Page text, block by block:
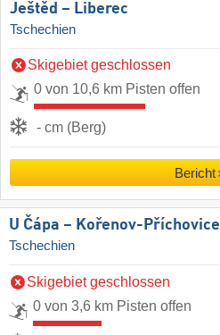
Ještěd – Liberec
Tschechien
Skigebiet geschlossen
0 von 10,6 km Pisten offen
- cm (Berg)
Bericht
U Čápa – Kořenov-Příchovice
Tschechien
Skigebiet geschlossen
0 von 3,6 km Pisten offen